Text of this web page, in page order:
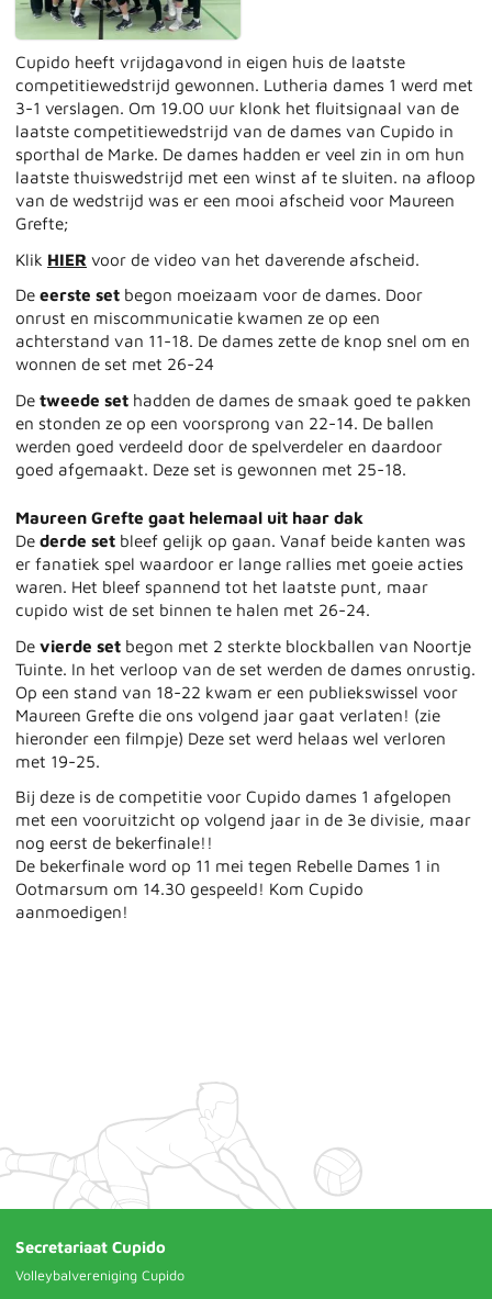
Cupido heeft vrijdagavond in eigen huis de laatste
competitiewedstrijd gewonnen. Lutheria dames 1 werd met
3-1 verslagen. Om 19.00 uur klonk het fluitsignaal van de
laatste competitiewedstrijd van de dames van Cupido in
sporthal de Marke. De dames hadden er veel zin in om hun
laatste thuiswedstrijd met een winst af te sluiten. na afloop
van de wedstrijd was er een mooi afscheid voor Maureen
Grefte;
Klik HIER voor de video van het daverende afscheid.
De eerste set begon moeizaam voor de dames. Door
onrust en miscommunicatie kwamen ze op een
achterstand van 11-18. De dames zette de knop snel om en
wonnen de set met 26-24
De tweede set hadden de dames de smaak goed te pakken
en stonden ze op een voorsprong van 22-14. De ballen
werden goed verdeeld door de spelverdeler en daardoor
goed afgemaakt. Deze set is gewonnen met 25-18.
Maureen Grefte gaat helemaal uit haar dak
De derde set bleef gelijk op gaan. Vanaf beide kanten was
er fanatiek spel waardoor er lange rallies met goeie acties
waren. Het bleef spannend tot het laatste punt, maar
cupido wist de set binnen te halen met 26-24.
De vierde set begon met 2 sterkte blockballen van Noortje
Tuinte. In het verloop van de set werden de dames onrustig.
Op een stand van 18-22 kwam er een publiekswissel voor
Maureen Grefte die ons volgend jaar gaat verlaten! (zie
hieronder een filmpje) Deze set werd helaas wel verloren
met 19-25.
Bij deze is de competitie voor Cupido dames 1 afgelopen
met een vooruitzicht op volgend jaar in de 3e divisie, maar
nog eerst de bekerfinale!!
De bekerfinale word op 11 mei tegen Rebelle Dames 1 in
Ootmarsum om 14.30 gespeeld! Kom Cupido
aanmoedigen!
Secretariaat Cupido
Volleybalvereniging Cupido